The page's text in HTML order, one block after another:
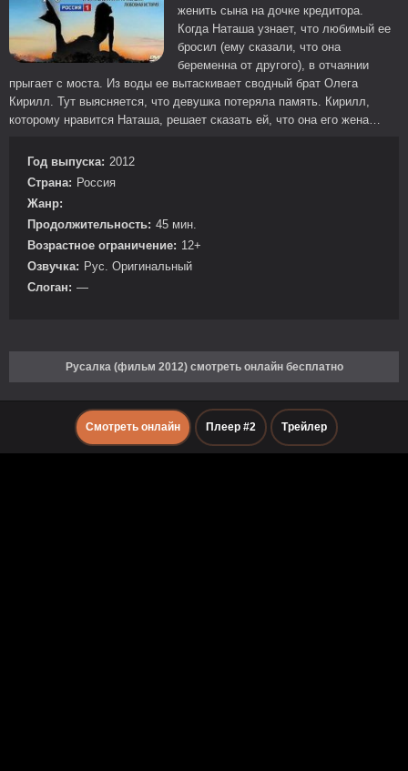
женить сына на дочке кредитора.
Когда Наташа узнает, что любимый ее
бросил (ему сказали, что она
беременна от другого), в отчаянии
прыгает с моста. Из воды ее вытаскивает сводный брат Олега
Кирилл. Тут выясняется, что девушка потеряла память. Кирилл,
которому нравится Наташа, решает сказать ей, что она его жена…
Год выпуска: 2012
Страна: Россия
Жанр:
Продолжительность: 45 мин.
Возрастное ограничение: 12+
Озвучка: Рус. Оригинальный
Слоган: —
Русалка (фильм 2012) смотреть онлайн бесплатно
Смотреть онлайн Плеер #2 Трейлер